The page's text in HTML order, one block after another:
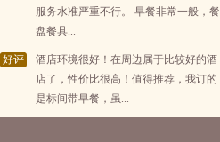
服务水准严重不行。 早餐非常一般，餐
盘餐具...
好评
酒店环境很好！在周边属于比较好的酒
店了，性价比很高！值得推荐，我订的
是标间带早餐，虽...